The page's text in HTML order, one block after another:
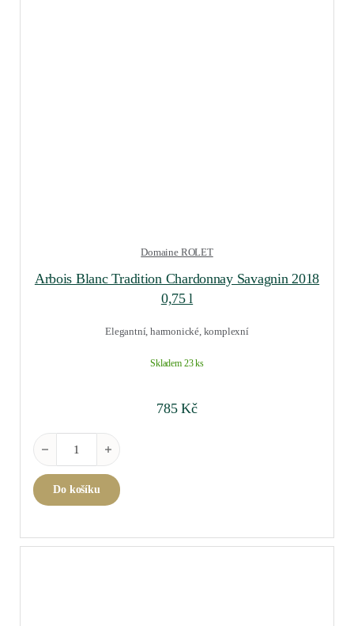
Domaine ROLET
Arbois Blanc Tradition Chardonnay Savagnin 2018
0,75 l
Elegantní, harmonické, komplexní
Skladem 23 ks
785Kč
Arbois Blanc Tradition Chardonnay Savagnin 2018 0,75 l
Do košíku